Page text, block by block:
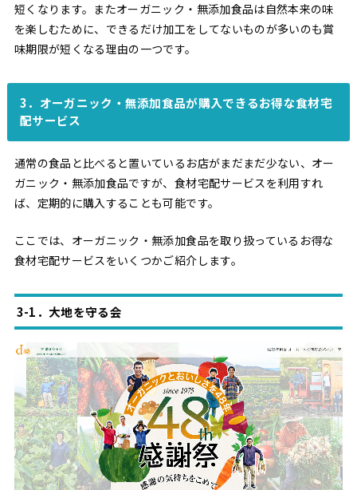
短くなります。またオーガニック・無添加食品は自然本来の味
を楽しむために、できるだけ加工をしてないものが多いのも賞
味期限が短くなる理由の一つです。
3．オーガニック・無添加食品が購入できるお得な食材宅
配サービス
通常の食品と比べると置いているお店がまだまだ少ない、オー
ガニック・無添加食品ですが、食材宅配サービスを利用すれ
ば、定期的に購入することも可能です。
ここでは、オーガニック・無添加食品を取り扱っているお得な
食材宅配サービスをいくつかご紹介します。
3-1．大地を守る会